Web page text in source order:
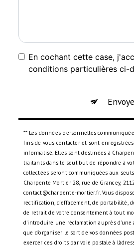
En cochant cette case,
conditions particulières ci-
** Les données personnelles
fins de vous contacter et sont
informatisé. Elles sont destinées à
traitants dans le seul but de répondre à
collectées seront communiquées aux
Charpente Mortier 28, rue de Grancey,
contact@charpente-mortier.fr. Vous
rectification, d’effacement, de portabilité,
de retrait de votre consentement à tout
d’introduire une réclamation auprès
que d’organiser le sort de vos données
exercer ces droits par voie postale à